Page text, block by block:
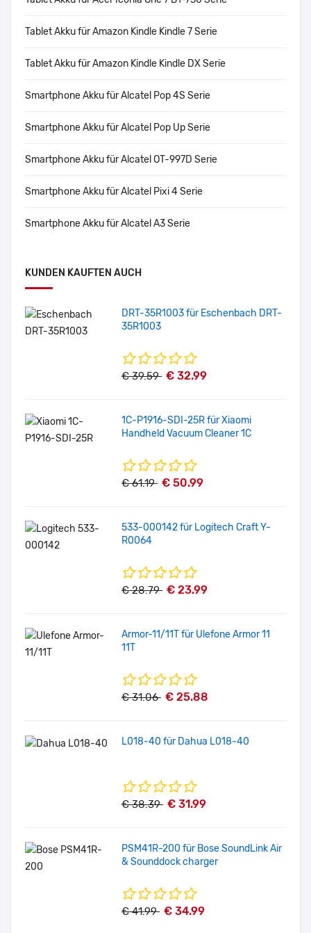
Tablet Akku für Amazon Kindle Kindle 7 Serie
Tablet Akku für Amazon Kindle Kindle DX Serie
Smartphone Akku für Alcatel Pop 4S Serie
Smartphone Akku für Alcatel Pop Up Serie
Smartphone Akku für Alcatel OT-997D Serie
Smartphone Akku für Alcatel Pixi 4 Serie
Smartphone Akku für Alcatel A3 Serie
KUNDEN KAUFTEN AUCH
DRT-35R1003 für Eschenbach DRT-
35R1003
€ 39.59 € 32.99
1C-P1916-SDI-25R für Xiaomi
Handheld Vacuum Cleaner 1C
€ 61.19 € 50.99
533-000142 für Logitech Craft Y-
R0064
€ 28.79 € 23.99
Armor-11/11T für Ulefone Armor 11
11T
€ 31.06 € 25.88
L018-40 für Dahua L018-40
€ 38.39 € 31.99
PSM41R-200 für Bose SoundLink Air
& Sounddock charger
€ 41.99 € 34.99